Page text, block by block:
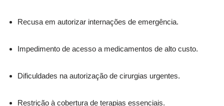
Recusa em autorizar internações de emergência.
Impedimento de acesso a medicamentos de alto custo.
Dificuldades na autorização de cirurgias urgentes.
Restrição à cobertura de terapias essenciais.